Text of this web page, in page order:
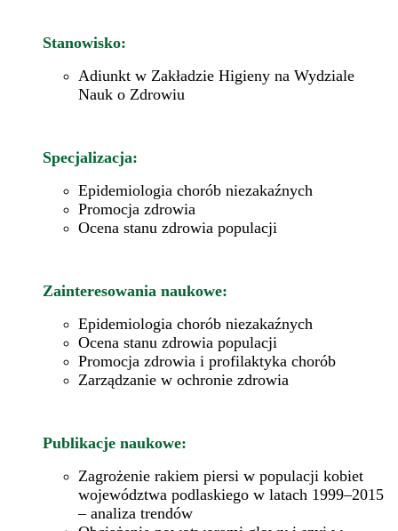
Stanowisko:
Adiunkt w Zakładzie Higieny na Wydziale
Nauk o Zdrowiu
Specjalizacja:
Epidemiologia chorób niezakaźnych
Promocja zdrowia
Ocena stanu zdrowia populacji
Zainteresowania naukowe:
Epidemiologia chorób niezakaźnych
Ocena stanu zdrowia populacji
Promocja zdrowia i profilaktyka chorób
Zarządzanie w ochronie zdrowia
Publikacje naukowe:
Zagrożenie rakiem piersi w populacji kobiet
województwa podlaskiego w latach 1999–2015
– analiza trendów